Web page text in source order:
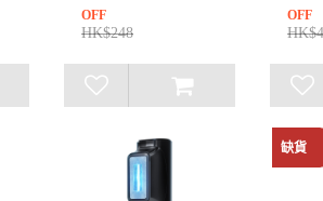
OFF
HK$248
OFF
缺貨